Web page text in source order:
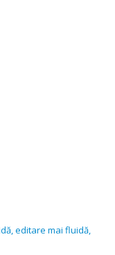
editare mai fluidă,